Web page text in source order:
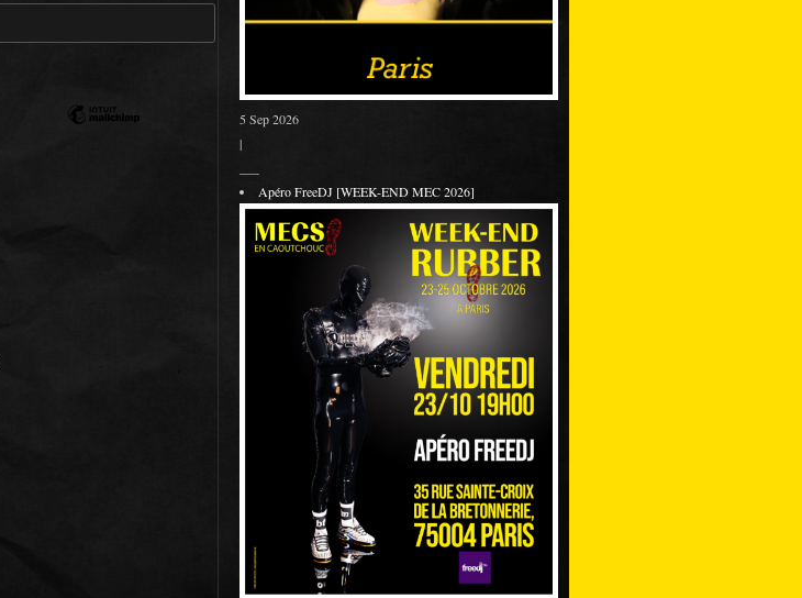
5 Sep 2026
|
Apéro FreeDJ [WEEK-END MEC 2026]